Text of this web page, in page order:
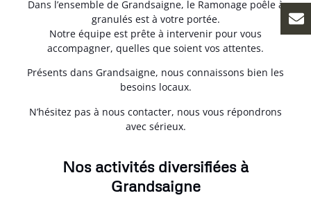
Dans l’ensemble de Grandsaigne, le Ramonage poêle à
granulés est à votre portée.
Notre équipe est prête à intervenir pour vous
accompagner, quelles que soient vos attentes.
Présents dans Grandsaigne, nous connaissons bien les
besoins locaux.
N’hésitez pas à nous contacter, nous vous répondrons
avec sérieux.
Nos activités diversifiées à
Grandsaigne